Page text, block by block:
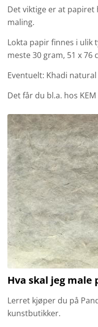
Det viktige er at
maling.
Lokta papir finnes i ulik
meste 30 gram, 51 x 76
Eventuelt: Khadi
Det får du bl.a. hos
Hva skal jeg male
Lerret kjøper du på
kunstbutikker.